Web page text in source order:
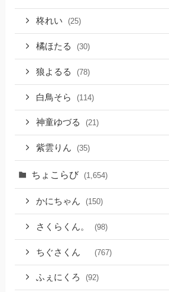
柊れい (25)
橘ほたる (30)
狼よるる (78)
白鳥そら (114)
神童ゆづる (21)
紫雲りん (35)
ちょこらび (1,654)
かにちゃん (150)
さくらくん。 (98)
ちぐさくん (767)
ふぇにくろ (92)